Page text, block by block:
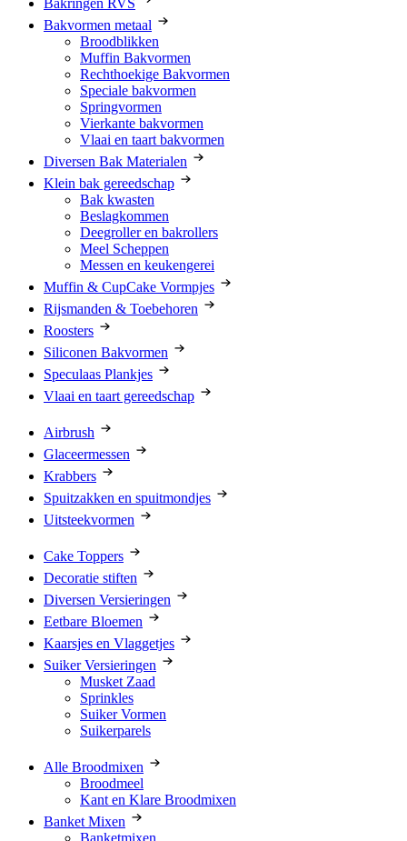
Bakringen RVS
Bakvormen metaal
Broodblikken
Muffin Bakvormen
Rechthoekige Bakvormen
Speciale bakvormen
Springvormen
Vierkante bakvormen
Vlaai en taart bakvormen
Diversen Bak Materialen
Klein bak gereedschap
Bak kwasten
Beslagkommen
Deegroller en bakrollers
Meel Scheppen
Messen en keukengerei
Muffin & CupCake Vormpjes
Rijsmanden & Toebehoren
Roosters
Siliconen Bakvormen
Speculaas Plankjes
Vlaai en taart gereedschap
Airbrush
Glaceermessen
Krabbers
Spuitzakken en spuitmondjes
Uitsteekvormen
Cake Toppers
Decoratie stiften
Diversen Versieringen
Eetbare Bloemen
Kaarsjes en Vlaggetjes
Suiker Versieringen
Musket Zaad
Sprinkles
Suiker Vormen
Suikerparels
Alle Broodmixen
Broodmeel
Kant en Klare Broodmixen
Banket Mixen